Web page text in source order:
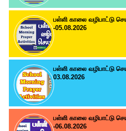
பள்ளி காலை வழிபாட்டு
-05.08.2026
பள்ளி காலை வழிபாட்டு
03.08.2026
பள்ளி காலை வழிபாட்டு
-06.08.2026